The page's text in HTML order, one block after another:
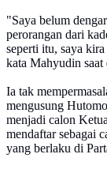
"Saya belum
perorangan dari
seperti itu, saya
kata Mahyudin
Ia tak
mengusung
menjadi calon
mendaftar sebagai
yang berlaku di